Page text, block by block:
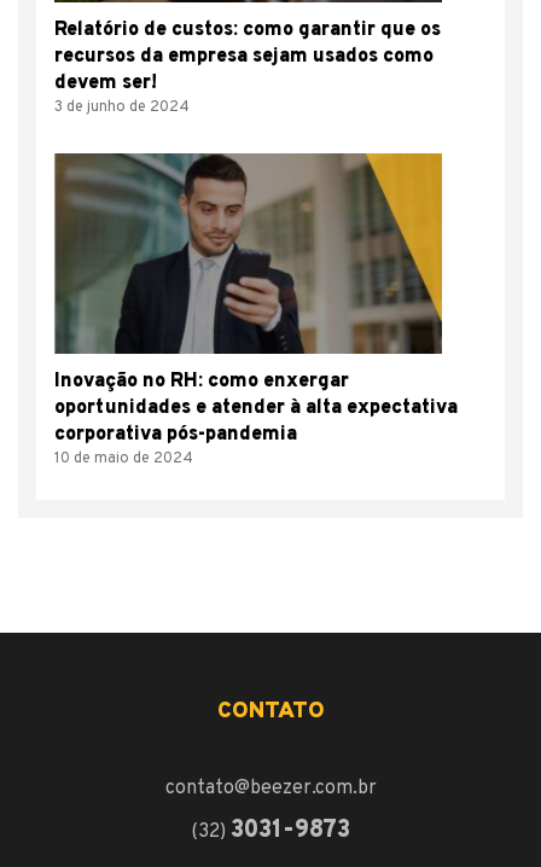
Relatório de custos: como garantir que os
recursos da empresa sejam usados como
devem ser!
3 de junho de 2024
Inovação no RH: como enxergar
oportunidades e atender à alta expectativa
corporativa pós-pandemia
10 de maio de 2024
CONTATO
contato@beezer.com.br
(32) 3031-9873